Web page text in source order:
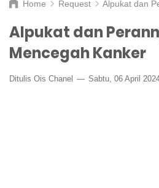
Home Request Alpukat dan
Alpukat dan
Mencegah Kanker
Ditulis Ois Chanel Sabtu, 06 April